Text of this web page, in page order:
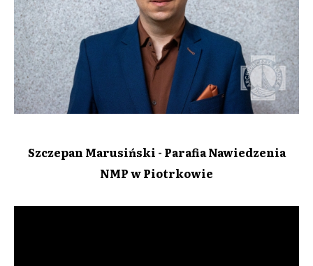
Szczepan Marusiński - Parafia Nawiedzenia
NMP w Piotrkowie